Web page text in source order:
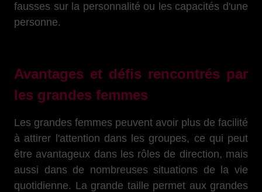
fausses sur la personnalité ou les capacités d'une
personne.
Avantages et défis rencontrés par
les grandes femmes
Les grandes femmes peuvent avoir plus de facilité
à attirer l'attention dans les groupes, ce qui peut
être avantageux dans les rôles de direction, mais
aussi dans de nombreuses situations de la vie
quotidienne. La grande taille permet aux grandes